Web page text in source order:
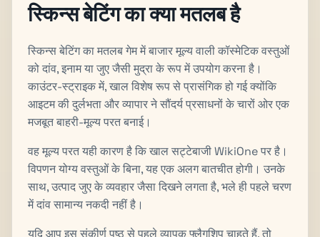
स्किन्स बेटिंग का क्या मतलब है
स्किन्स बेटिंग का मतलब गेम में बाजार मूल्य वाली कॉस्मेटिक वस्तुओं
को दांव, इनाम या जुए जैसी मुद्रा के रूप में उपयोग करना है।
काउंटर-स्ट्राइक में, खाल विशेष रूप से प्रासंगिक हो गई क्योंकि
आइटम की दुर्लभता और व्यापार ने सौंदर्य प्रसाधनों के चारों ओर एक
मजबूत बाहरी-मूल्य परत बनाई।
वह मूल्य परत यही कारण है कि खाल सट्टेबाजी WikiOne पर है।
विपणन योग्य वस्तुओं के बिना, यह एक अलग बातचीत होगी। उनके
साथ, उत्पाद जुए के व्यवहार जैसा दिखने लगता है, भले ही पहले चरण
में दांव सामान्य नकदी नहीं है।
यदि आप इस संकीर्ण पृष्ठ से पहले व्यापक फ्लैगशिप चाहते हैं, तो